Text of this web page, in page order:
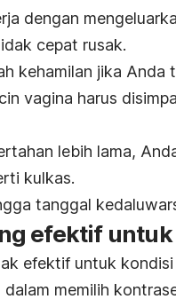
dengan
cepat rusak.
kehamilan jika Anda
vagina harus
lebih lama,
kulkas.
tanggal
efektif
efektif untuk
memilih